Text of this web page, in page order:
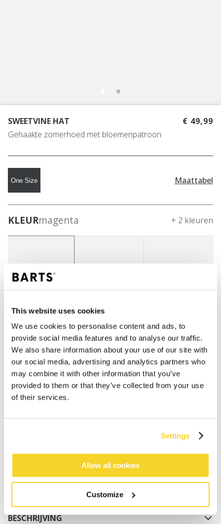
This website uses cookies
We use cookies to personalise content and ads, to
provide social media features and to analyse our traffic.
We also share information about your use of our site with
our social media, advertising and analytics partners who
may combine it with other information that you’ve
provided to them or that they’ve collected from your use
of their services.
Settings
Allow all cookies
Customize
SWEETVINE HAT
Gehaakte zomerhoed met bloemenpatroon
€ 49,99
One Size Maattabel
KLEURmagenta + 2 kleuren
worden geplaatst, worden dezelfde dag verzonden
Gratis verzending voor orders boven € 50,- binnen
Binnen 30 dagen retourneren
BESCHRIJVING